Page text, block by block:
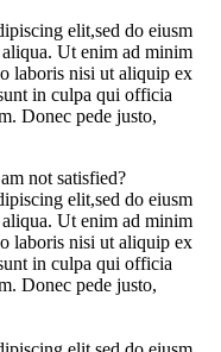
elit,sed do eiusm
Ut enim ad minim
laboris nisi ut aliquip ex
in culpa qui officia
Donec pede justo,
not satisfied?
elit,sed do eiusm
Ut enim ad minim
laboris nisi ut aliquip ex
in culpa qui officia
Donec pede justo,